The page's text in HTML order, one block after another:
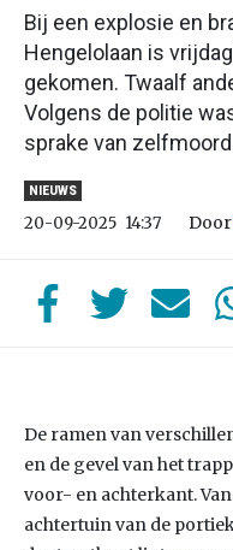
Bij een explosie en
Hengelolaan is
gekomen. Twaalf
Volgens de politie
sprake van
NIEUWS
20-09-2025 14:37 Door
De ramen van
en de gevel van het
voor- en achterkant.
achtertuin van de